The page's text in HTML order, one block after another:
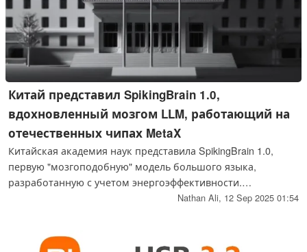
Китай представил SpikingBrain 1.0,
вдохновленный мозгом LLM, работающий на
отечественных чипах MetaX
Китайская академия наук представила SpikingBrain 1.0,
первую "мозгоподобную" модель большого языка,
разработанную с учетом энергоэффективности.
Работающая полностью на чипах MetaX китайского
Nathan Ali, 12 Sep 2025 01:54